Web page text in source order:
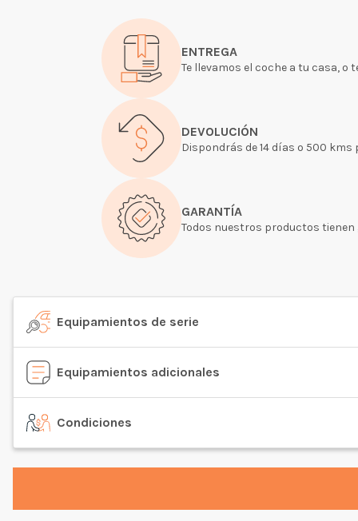
ENTREGA
Te llevamos el coche a tu casa, o
DEVOLUCIÓN
Dispondrás de 14 días o 500 kms
GARANTÍA
Todos nuestros productos tienen
Equipamientos de serie
Equipamientos adicionales
Condiciones